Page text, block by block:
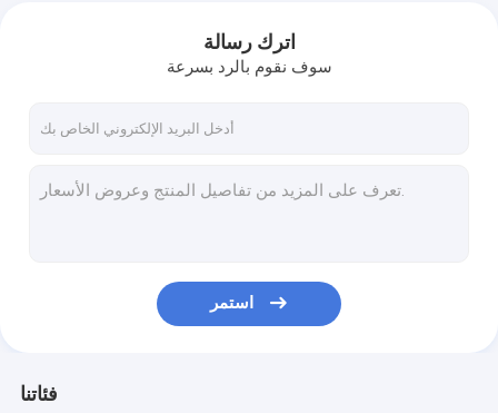
اترك رسالة
سوف نقوم بالرد بسرعة
استمر
فئاتنا